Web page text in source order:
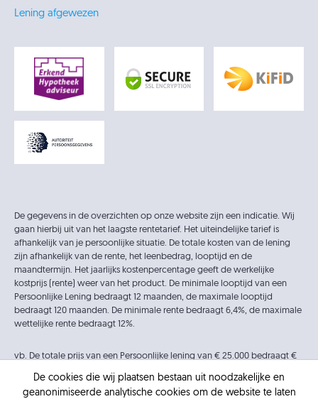
Lening afgewezen
De gegevens in de overzichten op onze website zijn een indicatie. Wij
gaan hierbij uit van het laagste rentetarief. Het uiteindelijke tarief is
afhankelijk van je persoonlijke situatie. De totale kosten van de lening
zijn afhankelijk van de rente, het leenbedrag, looptijd en de
maandtermijn. Het jaarlijks kostenpercentage geeft de werkelijke
kostprijs (rente) weer van het product. De minimale looptijd van een
Persoonlijke Lening bedraagt 12 maanden, de maximale looptijd
bedraagt 120 maanden. De minimale rente bedraagt 6,4%, de maximale
wettelijke rente bedraagt 12%.
vb. De totale prijs van een Persoonlijke lening van € 25.000 bedraagt €
maandtermijn van € 280,32 en een rentetarief van 6,4%.
De cookies die wij plaatsen bestaan uit noodzakelijke en
geanonimiseerde analytische cookies om de website te laten